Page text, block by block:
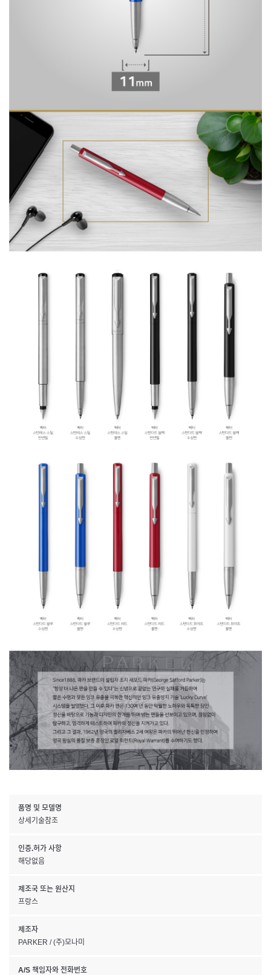
품명 및 모델명
상세기술참조
인증.허가 사항
해당없음
제조국 또는 원산지
프랑스
제조자
PARKER / (주)모나미
A/S 책임자와 전화번호